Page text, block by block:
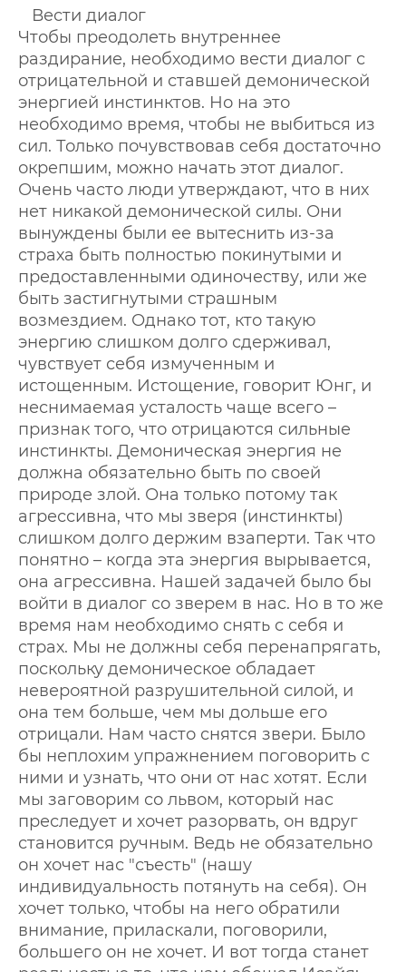
Вести диалог
Чтобы преодолеть внутреннее
раздирание, необходимо вести диалог с
отрицательной и ставшей демонической
энергией инстинктов. Но на это
необходимо время, чтобы не выбиться из
сил. Только почувствовав себя достаточно
окрепшим, можно начать этот диалог.
Очень часто люди утверждают, что в них
нет никакой демонической силы. Они
вынуждены были ее вытеснить из-за
страха быть полностью покинутыми и
предоставленными одиночеству, или же
быть застигнутыми страшным
возмездием. Однако тот, кто такую
энергию слишком долго сдерживал,
чувствует себя измученным и
истощенным. Истощение, говорит Юнг, и
неснимаемая усталость чаще всего –
признак того, что отрицаются сильные
инстинкты. Демоническая энергия не
должна обязательно быть по своей
природе злой. Она только потому так
агрессивна, что мы зверя (инстинкты)
слишком долго держим взаперти. Так что
понятно – когда эта энергия вырывается,
она агрессивна. Нашей задачей было бы
войти в диалог со зверем в нас. Но в то же
время нам необходимо снять с себя и
страх. Мы не должны себя перенапрягать,
поскольку демоническое обладает
невероятной разрушительной силой, и
она тем больше, чем мы дольше его
отрицали. Нам часто снятся звери. Было
бы неплохим упражнением поговорить с
ними и узнать, что они от нас хотят. Если
мы заговорим со львом, который нас
преследует и хочет разорвать, он вдруг
становится ручным. Ведь не обязательно
он хочет нас "съесть" (нашу
индивидуальность потянуть на себя). Он
хочет только, чтобы на него обратили
внимание, приласкали, поговорили,
большего он не хочет. И вот тогда станет